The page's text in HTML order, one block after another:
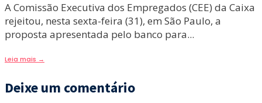
A Comissão Executiva dos Empregados (CEE) da Caixa
rejeitou, nesta sexta-feira (31), em São Paulo, a
proposta apresentada pelo banco para...
Leia mais →
Deixe um comentário